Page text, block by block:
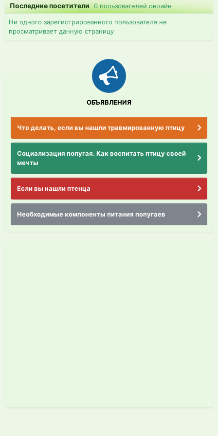
Последние посетители0 пользователей онлайн
Ни одного зарегистрированного пользователя не
просматривает данную страницу
ОБЪЯВЛЕНИЯ
Что делать, если вы нашли травмированную птицу
Социализация попугая. Как воспитать птицу своей
мечты
Если вы нашли птенца
Необходимые компоненты питания попугаев